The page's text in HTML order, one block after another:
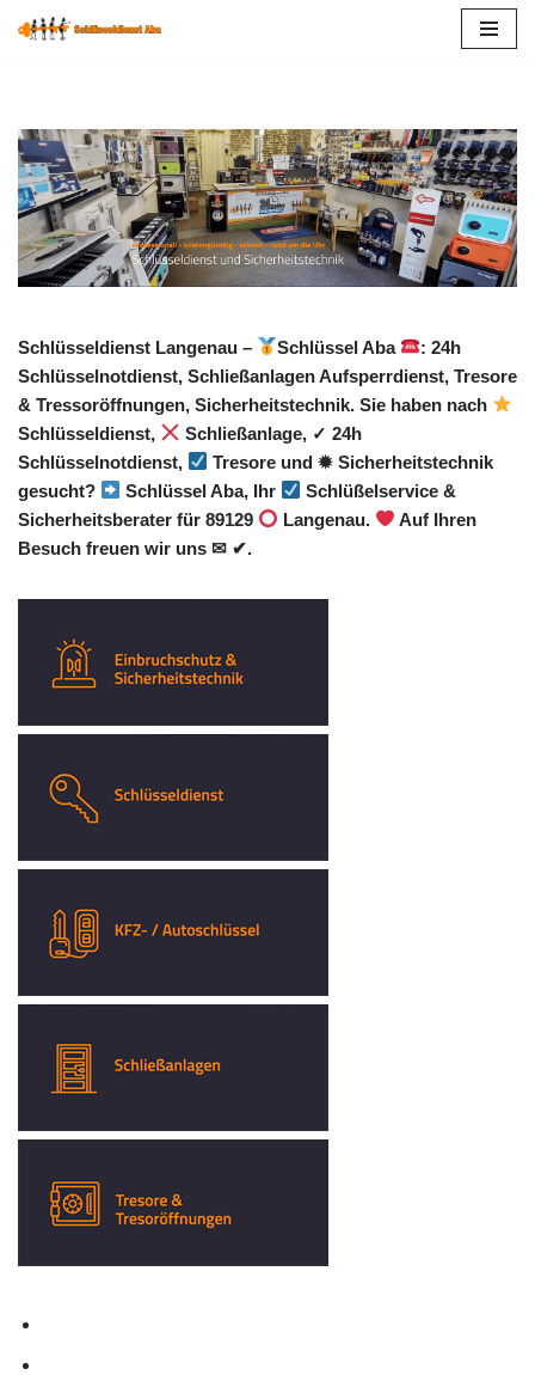
Schlüsseldienst Langenau – Schlüssel Aba
: 24h
Schlüsselnotdienst, Schließanlagen Aufsperrdienst, Tresore
& Tressoröffnungen, Sicherheitstechnik. Sie haben nach
Schlüsseldienst,
Schließanlage, ✓ 24h
Schlüsselnotdienst,
Tresore und ✹ Sicherheitstechnik
gesucht?
Schlüssel Aba, Ihr
Schlüßelservice &
Sicherheitsberater für 89129
Langenau.
Auf Ihren
Besuch freuen wir uns ✉ ✔.